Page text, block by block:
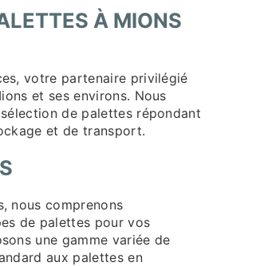
À MIONS
votre partenaire privilégié
et ses environs. Nous
de palettes répondant
et de transport.
nous comprenons
de palettes pour vos
une gamme variée de
aux palettes en